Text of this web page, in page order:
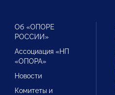
Об «ОПОРЕ
РОССИИ»
Ассоциация «НП
«ОПОРА»
Новости
Комитеты и